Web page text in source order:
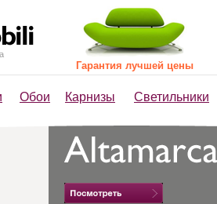
Обои Карнизы Светильники
Гарантия лучшей цены